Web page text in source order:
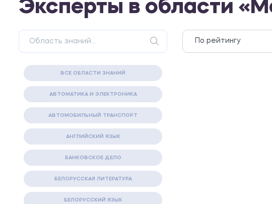
Эксперты в области
ВСЕ ОБЛАСТИ ЗНАНИЙ
АВТОМАТИКА И ЭЛЕКТРОНИКА
АВТОМОБИЛЬНЫЙ ТРАНСПОРТ
АНГЛИЙСКИЙ ЯЗЫК
БАНКОВСКОЕ ДЕЛО
БЕЛОРУССКАЯ ЛИТЕРАТУРА
БЕЛОРУССКИЙ ЯЗЫК